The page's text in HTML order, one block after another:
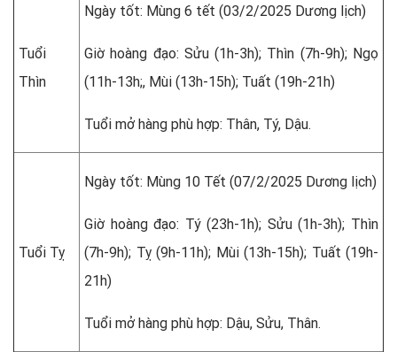
Tuổi
Thìn
Ngày tốt: Mùng 6 tết (03/2/2025 Dương lịch)
Giờ hoàng đạo: Sửu (1h-3h); Thìn (7h-9h); Ngọ
(11h-13h;, Mùi (13h-15h); Tuất (19h-21h)
Tuổi mở hàng phù hợp: Thân, Tý, Dậu.
Tuổi Tỵ
Ngày tốt: Mùng 10 Tết (07/2/2025 Dương lịch)
Giờ hoàng đạo: Tý (23h-1h); Sửu (1h-3h); Thìn
(7h-9h); Tỵ (9h-11h); Mùi (13h-15h); Tuất (19h-
21h)
Tuổi mở hàng phù hợp: Dậu, Sửu, Thân.